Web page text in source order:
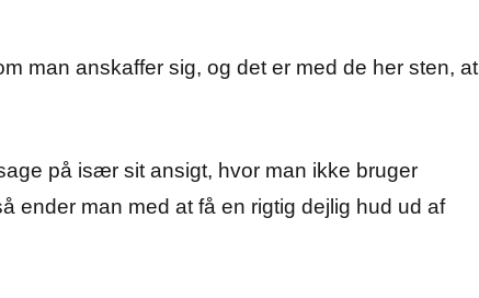
man anskaffer sig, og det er med de her sten, at
på især sit ansigt, hvor man ikke bruger
ender man med at få en rigtig dejlig hud ud af